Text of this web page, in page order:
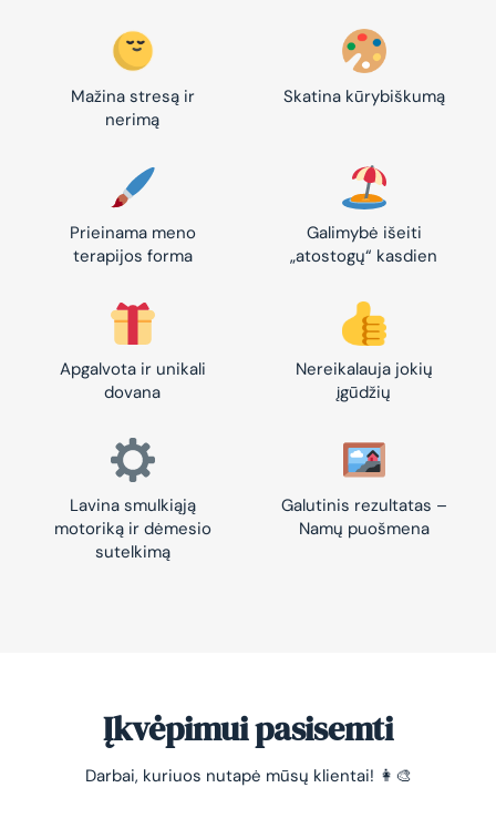
Mažina stresą ir
nerimą
Skatina kūrybiškumą
Prieinama meno
terapijos forma
Galimybė išeiti
„atostogų“ kasdien
Apgalvota ir unikali
dovana
Nereikalauja jokių
įgūdžių
Lavina smulkiąją
motoriką ir dėmesio
sutelkimą
Galutinis rezultatas –
Namų puošmena
Įkvėpimui pasisemti
Darbai, kuriuos nutapė mūsų klientai! 👩‍🎨